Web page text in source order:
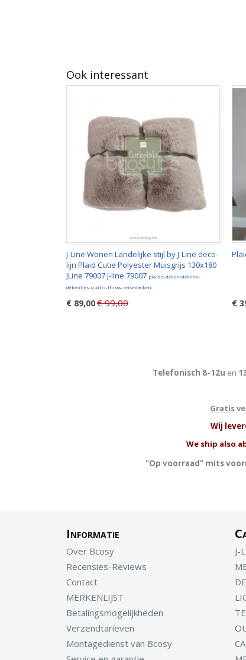
Ook interessant
J-Line Wonen Landelijke stijl by J-Line deco-
lijn Plaid Cutie Polyester Muisgrijs 130x180
JLine 79007 J-line 79007 plaids-deken-dekens-
dekentjes-quilts-throw-reisedecken
€ 89,00€ 99,00 €
Telefonisch 8-12u en
Gratis
Wij
We ship also
"Op voorraad" mits
Informatie
Over Bcosy
Recensies-Reviews
Contact
MERKENLIJST
Betalingsmogelijkheden
Verzendtarieven
Montagedienst van Bcosy
J-